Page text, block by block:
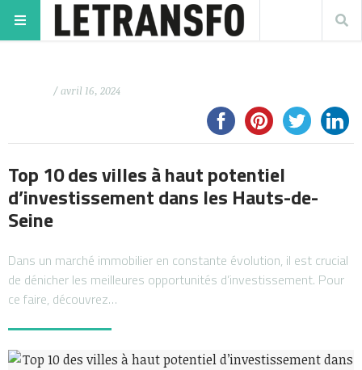
/ avril 16, 2024
Top 10 des villes à haut potentiel
d’investissement dans les Hauts-de-
Seine
Dans un marché immobilier en constante évolution, il est crucial
de dénicher les meilleures opportunités d’investissement. Pour
ce faire, découvrez…